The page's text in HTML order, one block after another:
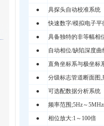
●
具探头自动校准系统
●
快速数字/模拟电子平
●
具备独特的非等幅相
●
自动相位/缺陷深度曲
●
直角坐标系与极坐标
●
分级标志管道断面图
●
可选配数据分析系统
●
频率范围;5Hz～
●
相位放大:1～100倍